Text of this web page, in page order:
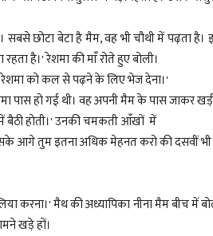
सबसे छोटा बेटा है मैम, वह भी चौथी में पढ़ता
है।' रेशमा की मांँ रोते हुए बोली।
को कल से पढ़ने के लिए भेज देना।'
पास हो गई थी। वह अपनी मैम के पास जाकर
बैठी होती।' उनकी चमकती आंँखों में
आगे तुम इतना अधिक मेहनत करो की दसवीं भी
करना।' मैथ की अध्यापिका नीना मैम बीच में
खड़े हों।